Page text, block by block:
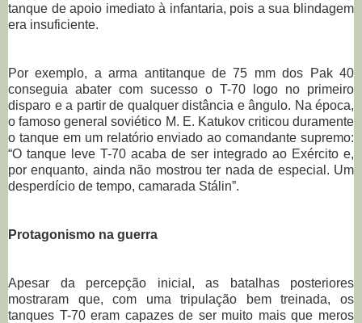
tanque de apoio imediato à infantaria, pois a sua blindagem
era insuficiente.
Por exemplo, a arma antitanque de 75 mm dos Pak 40
conseguia abater com sucesso o T-70 logo no primeiro
disparo e a partir de qualquer distância e ângulo. Na época,
o famoso general soviético M. E. Katukov criticou duramente
o tanque em um relatório enviado ao comandante supremo:
“O tanque leve T-70 acaba de ser integrado ao Exército e,
por enquanto, ainda não mostrou ter nada de especial. Um
desperdício de tempo, camarada Stálin”.
Protagonismo na guerra
Apesar da percepção inicial, as batalhas posteriores
mostraram que, com uma tripulação bem treinada, os
tanques T-70 eram capazes de ser muito mais que meros